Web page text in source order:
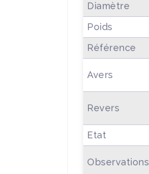
Diamètre
Poids
Référence
Avers
Revers
Etat
Observations